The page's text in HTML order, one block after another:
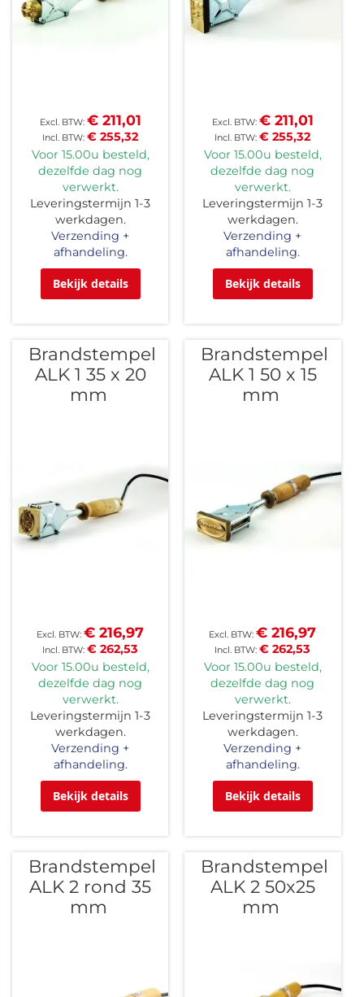
€ 255,32
€ 211,01
Voor 15.00u besteld,
dezelfde dag nog
verwerkt.
Leveringstermijn 1-3
werkdagen.
Verzending +
afhandeling.
Bekijk details
€ 255,32
€ 211,01
Voor 15.00u besteld,
dezelfde dag nog
verwerkt.
Leveringstermijn 1-3
werkdagen.
Verzending +
afhandeling.
Bekijk details
Brandstempel
ALK 1 35 x 20
mm
€ 262,53
€ 216,97
Voor 15.00u besteld,
dezelfde dag nog
verwerkt.
Leveringstermijn 1-3
werkdagen.
Verzending +
afhandeling.
Bekijk details
Brandstempel
ALK 1 50 x 15
mm
€ 262,53
€ 216,97
Voor 15.00u besteld,
dezelfde dag nog
verwerkt.
Leveringstermijn 1-3
werkdagen.
Verzending +
afhandeling.
Bekijk details
Brandstempel
ALK 2 rond 35
mm
Brandstempel
ALK 2 50x25
mm